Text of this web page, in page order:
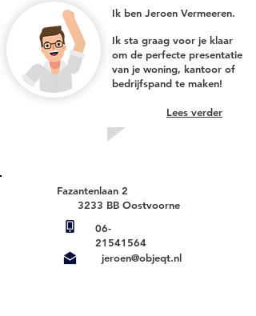
Ik ben Jeroen Vermeeren.
Ik sta graag voor je klaar
om de perfecte presentatie
van je woning, kantoor of
bedrijfspand te maken!
Lees verder
Fazantenlaan 2
3233 BB Oostvoorne
06-
21541564
jeroen@objeqt.nl